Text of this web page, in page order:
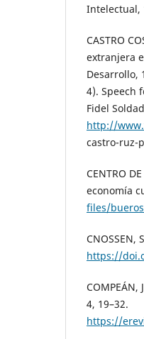
Intelectual,
CASTRO
extranjera
Desarrollo,
4). Speech
Fidel
http://
castro-ruz-
CENTRO
economía
files/
CNOSSEN,
https://
4, 19–32.
https://